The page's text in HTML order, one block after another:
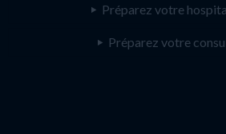
Préparez votre
Préparez votre